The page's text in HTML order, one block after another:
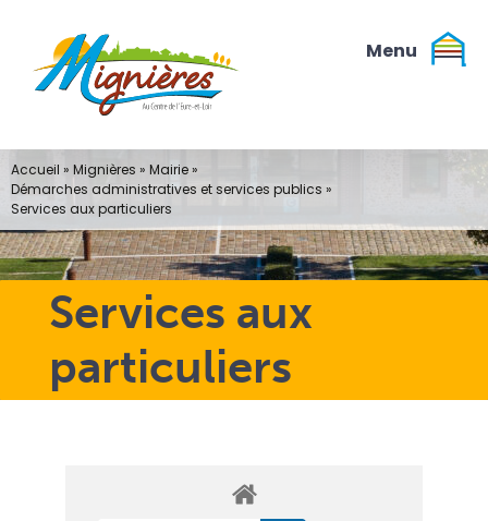
contenu
Services aux
particuliers
Accueil » Mignières » Mairie»
Démarches administratives et services publics »
Services aux particuliers